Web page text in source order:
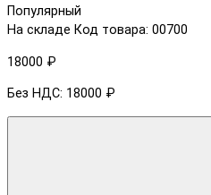
Популярный
На складе Код товара: 00700
18000 ₽
Без НДС: 18000 ₽